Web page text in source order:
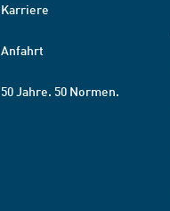
Karriere
Anfahrt
50 Jahre. 50 Normen.